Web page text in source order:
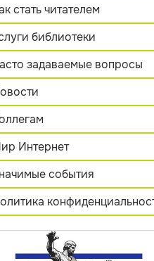
стать читателем
библиотеки
задаваемые вопросы
Интернет
события